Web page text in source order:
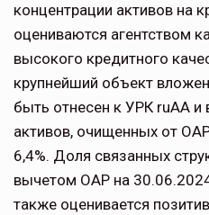
концентрации активов на
оцениваются агентством
высокого кредитного
крупнейший объект
быть отнесен к УРК ruAA
активов, очищенных от
6,4%. Доля связанных
вычетом ОАР на
также оценивается